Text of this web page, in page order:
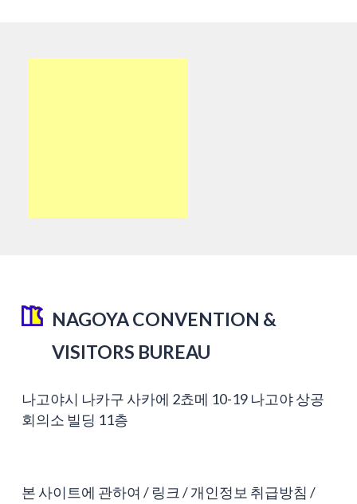
NAGOYA CONVENTION &
VISITORS BUREAU
나고야시 나카구 사카에 2쵸메 10-19 나고야 상공
회의소 빌딩 11층
본 사이트에 관하여 링크 개인정보 취급방침